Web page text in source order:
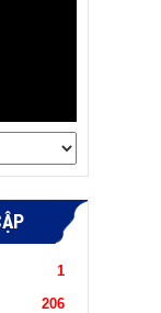
1
206